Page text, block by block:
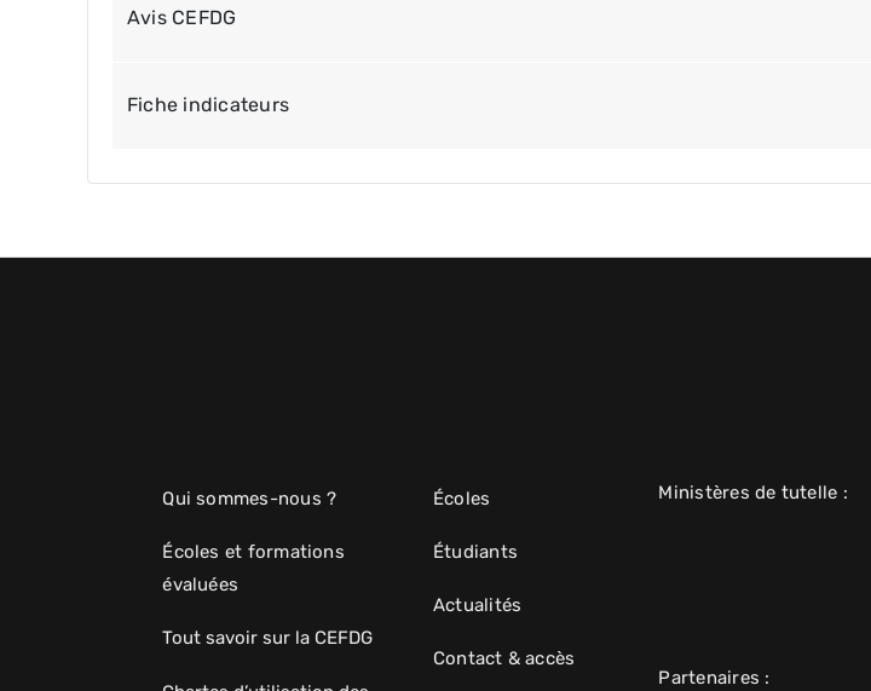
Avis CEFDG
Fiche indicateurs
Qui sommes-nous ?
Écoles et formations
évaluées
Tout savoir sur la CEFDG
Écoles
Étudiants
Actualités
Contact & accès
Ministères de tutelle :
Partenaires :